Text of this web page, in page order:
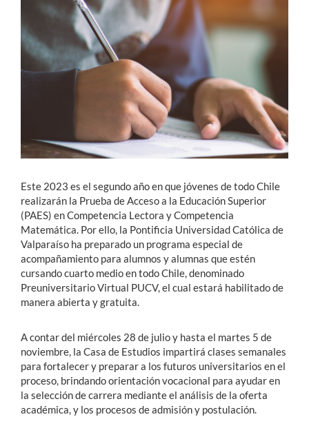
Estudiantes
Académicos
Este 2023 es el segundo año en que jóvenes de todo Chile
realizarán la Prueba de Acceso a la Educación Superior
(PAES) en Competencia Lectora y Competencia
Matemática. Por ello, la Pontificia Universidad Católica de
Valparaíso ha preparado un programa especial de
acompañamiento para alumnos y alumnas que estén
cursando cuarto medio en todo Chile, denominado
Preuniversitario Virtual PUCV, el cual estará habilitado de
manera abierta y gratuita.
A contar del miércoles 28 de julio y hasta el martes 5 de
noviembre, la Casa de Estudios impartirá clases semanales
para fortalecer y preparar a los futuros universitarios en el
proceso, brindando orientación vocacional para ayudar en
la selección de carrera mediante el análisis de la oferta
académica, y los procesos de admisión y postulación.